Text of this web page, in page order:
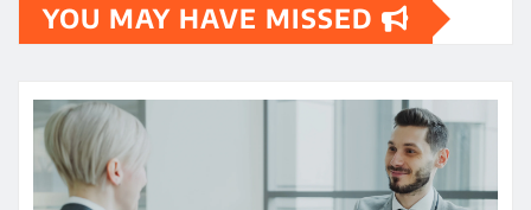
YOU MAY HAVE MISSED